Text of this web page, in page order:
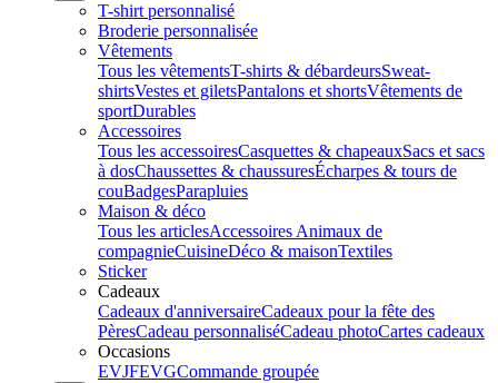
T-shirt personnalisé
Broderie personnalisée
Vêtements
Tous les vêtementsT-shirts & débardeursSweat-
shirtsVestes et giletsPantalons et shortsVêtements de
sportDurables
Accessoires
Tous les accessoiresCasquettes & chapeauxSacs et sacs
à dosChaussettes & chaussuresÉcharpes & tours de
couBadgesParapluies
Maison & déco
Tous les articlesAccessoires Animaux de
compagnieCuisineDéco & maisonTextiles
Sticker
Cadeaux
Cadeaux d'anniversaireCadeaux pour la fête des
PèresCadeau personnaliséCadeau photoCartes cadeaux
Occasions
EVJFEVGCommande groupée